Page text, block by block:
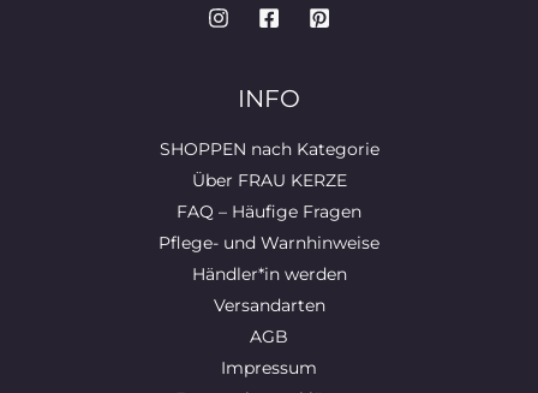
INFO
SHOPPEN nach Kategorie
Über FRAU KERZE
FAQ – Häufige Fragen
Pflege- und Warnhinweise
Händler*in werden
Versandarten
AGB
Impressum